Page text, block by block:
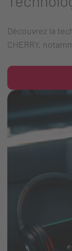
Découvrez la
CHERRY,